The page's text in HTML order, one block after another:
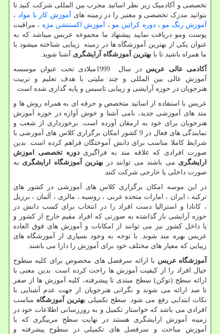
تخصصی و آکادمیک زیر نظر اساتید مجرب بین المللی شرکت کنید تا
بتوانید مدرک تخصصی و معتبر را در زمینه های
آموزش کار با مواد ،
آموزش رنگ مو ،دوره کراتین مو ، آموزش اکستنشن مژه ، مراقبت
پوست ومو دریافت نمایید پیشنهاد ما مجموعه عریس میباشد که به
عنوان یکی از بهترین آموزشگاه ها در زمینه زیبایی شناخته میشود با
ما همراه باشید تا با بهترین آموزشگاه آرایشگری
آشنا شوید.
آکادمی عالی عریس در سال 1999میلادی تحت عنوان موسسه
آموزش عالی بین المللی و چند ملیتی با هدف تعلیم و تربیت
هنرجویان در حوزه آرایشی و زیبایی تاسیس و پایه گذاری شده است.
عریس با استفاده از اساتید متخصص و حرفه ای به همراه روش ها و
متد های آموزشی جدید، نامی آشنا و خوش آوازه در حوزه آموزش
هنرجویان برای خود به ارمغان آورده است. برخورداری از شعب و
نمایندگی های فعال در 9 کشور امکان برگزاری کلاس های آموزشی با
شرایط کاملا مناسب برای دانش آموختگان فراهم کرده است. بدین
صورت افرادی که علاقه مند به فراگیریدوره تخصصی اموزش
ارایشگری می باشند می توانند در بهترین آموزشگاه ارایشگری به
صورت داخلی یا خارجی شرکت کنند.
در این موسه امکان برگزاری کلاس های آموزشی در کشور های
ترکیه ، ایران ، امارات متحده عربی ، روسیه ، مالزی ، آلمان ، برزیل
، کانادا و استرالیا دست افراد را در انتخاب برای کسب دانش در
حوزه آرایشی باز گذاشته به صورتی که افراد مقیم خارج از کشور و
یا داخل کشور نیز می توانند از امکانات و آموزش های فوق العاده
عریس بهره مند شوند. با توجه به وجود بسیاری از آموزشگاه های
زیبایی که معیار های مختلف خود برای آموزش را دارا می باشند.
آموزشگاه عریس با ارائه سرفصل های مخصوص برای کلیه سطوح
خیال افراد را از کیفیت آموزش ها راحت کرده است. بدین معنی با
ارائه سطح (توکن) سطح مبتدی تا پیشرفته، کلیه آموزش ها از صفر
تا صد ارائه می شوند و نگرانی هنرجویان از جهت عدم آشنایی با
نکات ابتدایی رفع می شود. سطح تکمیلی بهترین آموزشگاه مناسب
افرادی می باشد که خواستار تکمیل و به روزرسانی اطلاعات خود در
زمینه آموزش ارایشگری هستند در نهایت سطح مربیگری که با
آموزش مباحث و سرفصل های تکمیلی در سطوح پیشرفته و